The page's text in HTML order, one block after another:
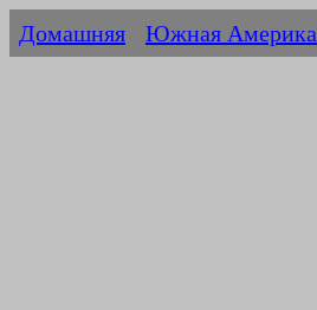
Домашняя Южная Америка